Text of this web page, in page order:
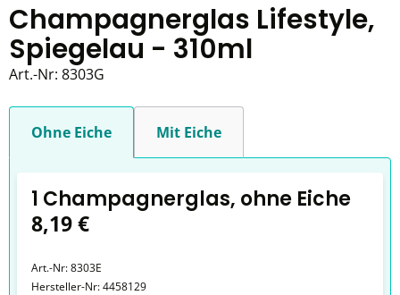
Champagnerglas Lifestyle,
Spiegelau - 310ml
Art.-Nr: 8303G
Ohne Eiche Mit Eiche
1 Champagnerglas, ohne Eiche
8,19 €
Art.-Nr:8303E
Hersteller-Nr:4458129